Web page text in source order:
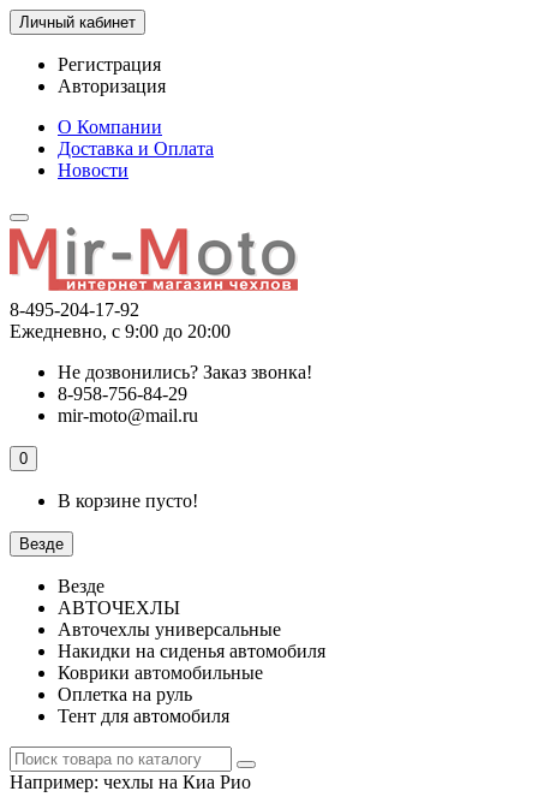
Личный кабинет
Регистрация
Авторизация
О Компании
Доставка и Оплата
Новости
8-495-204-17-92
Ежедневно, с 9:00 до 20:00
Не дозвонились? Заказ звонка!
8-958-756-84-29
mir-moto@mail.ru
0
В корзине пусто!
Везде
Везде
АВТОЧЕХЛЫ
Авточехлы универсальные
Накидки на сиденья автомобиля
Коврики автомобильные
Оплетка на руль
Тент для автомобиля
Например: чехлы на Киа Рио